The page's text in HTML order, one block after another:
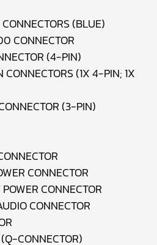
(BLUE)
CONNECTOR
(4-PIN)
CONNECTORS (1X 4-PIN; 1X
(3-PIN)
CONNECTOR
CONNECTOR
CONNECTOR
CONNECTOR)